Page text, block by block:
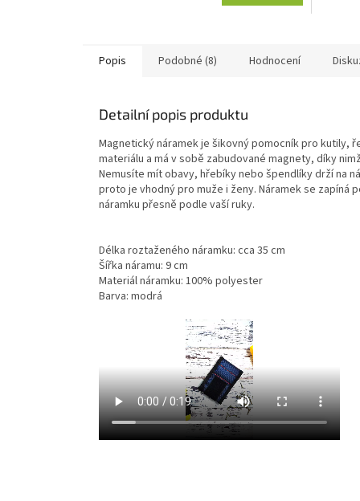
Popis Podobné (8) Hodnocení
Detailní popis produktu
Magnetický náramek je šikovný pomocník pro kutily,
materiálu a má v sobě zabudované magnety, díky
Nemusíte mít obavy, hřebíky nebo špendlíky drží na
proto je vhodný pro muže i ženy. Náramek se
náramku přesně podle vaší ruky.
Délka roztaženého náramku: cca 35 cm
Šířka náramu: 9 cm
Materiál náramku: 100% polyester
Barva: modrá